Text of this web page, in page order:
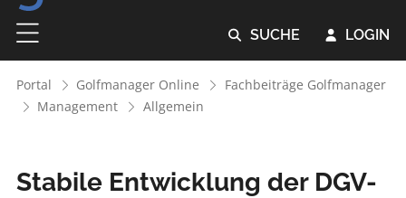
 SUCHE  LOGIN
Portal Golfmanager Online
Fachbeiträge Golfmanager
Management
Allgemein
Stabile Entwicklung der DGV-